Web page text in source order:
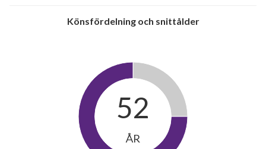
Könsfördelning och snittålder
52
ÅR